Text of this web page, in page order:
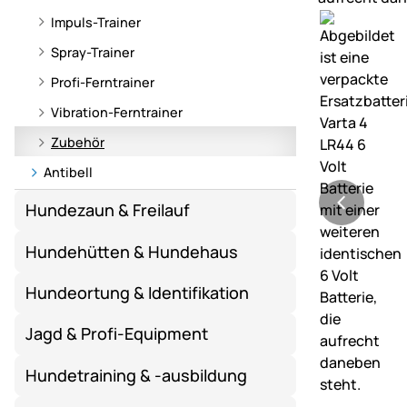
Impuls-Trainer
Spray-Trainer
Profi-Ferntrainer
Vibration-Ferntrainer
Zubehör
Antibell
Hundezaun & Freilauf
Hundehütten & Hundehaus
Hundeortung & Identifikation
Jagd & Profi-Equipment
Hundetraining & -ausbildung